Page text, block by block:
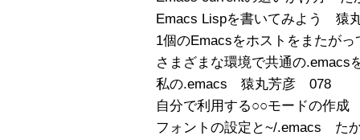
Emacs Lispを書いてみよう
1個のEmacsをホストをまたが
さまざまな環境で共通の
私の.emacs 猿丸芳彦 078
自分で利用する○○モードの作
フォントの設定と~/.emacs た